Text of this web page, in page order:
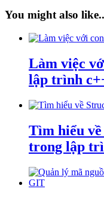
You might also
Làm việc
lập trình
Tìm hiểu
trong lập